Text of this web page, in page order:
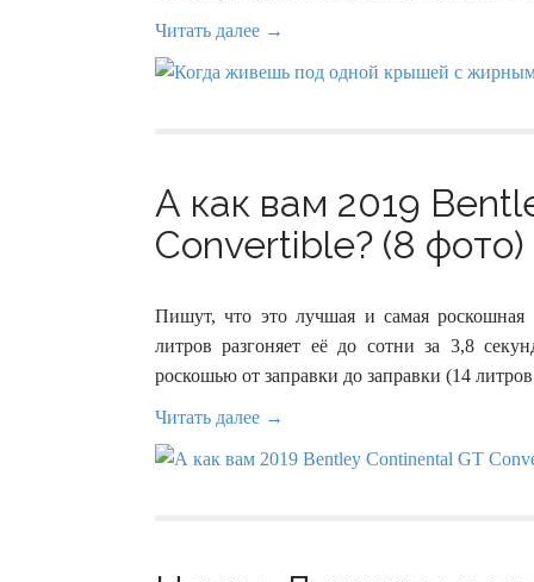
Читать далее →
А как вам 2019
Convertible? (8 фото)
Пишут, что это лучшая и самая
литров разгоняет её до сотни за 3,8
роскошью от заправки до заправки (14
Читать далее →